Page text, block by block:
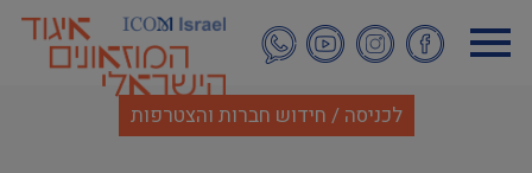
לתוכן
העיקרי
לכניסה / חידוש חברות והצטרפות